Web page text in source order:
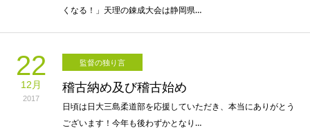
くなる！」天理の錬成大会は静岡県…
22
12月
2017
監督の独り言
稽古納め及び稽古始め
日頃は日大三島柔道部を応援していただき、本当にありがとう
ございます！今年も後わずかとなり…